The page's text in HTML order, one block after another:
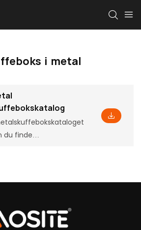
i metal
du finde
vil hjælpe dig med at
det i dybden